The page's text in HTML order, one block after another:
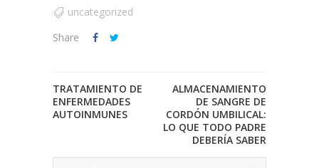
uncategorized
Share
TRATAMIENTO DE
ENFERMEDADES
AUTOINMUNES
ALMACENAMIENTO
DE SANGRE DE
CORDÓN UMBILICAL:
LO QUE TODO PADRE
DEBERÍA SABER